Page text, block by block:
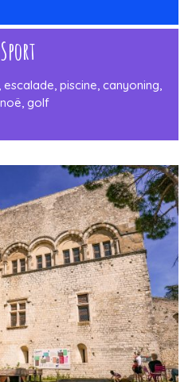
Sport
piscine, canyoning,
golf